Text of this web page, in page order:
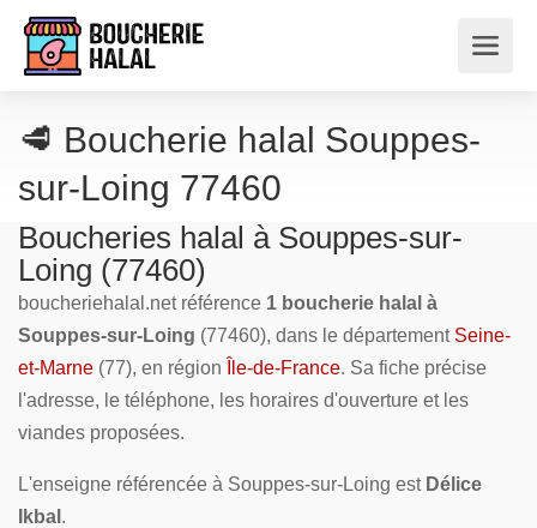
🥩 Boucherie halal Souppes-
sur-Loing 77460
Boucheries halal à Souppes-sur-
Loing (77460)
boucheriehalal.net référence 1 boucherie halal à
Souppes-sur-Loing (77460), dans le département Seine-
et-Marne (77), en région Île-de-France. Sa fiche précise
l'adresse, le téléphone, les horaires d'ouverture et les
viandes proposées.
L'enseigne référencée à Souppes-sur-Loing est Délice
Ikbal .